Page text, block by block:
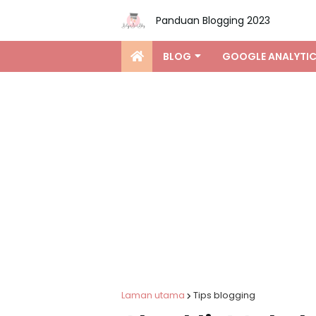
Panduan Blogging 2023
BLOG GOOGLE
Laman utama Tips blogging